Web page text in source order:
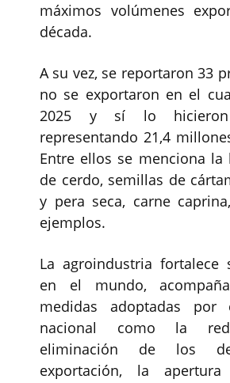
máximos volúmenes
década.
A su vez, se reportaron 33
no se exportaron en el
2025 y sí lo
representando 21,4
Entre ellos se menciona la
de cerdo, semillas de
y pera seca, carne
ejemplos.
La agroindustria fortalece
en el mundo,
medidas adoptadas por
nacional como la
eliminación de los
exportación, la